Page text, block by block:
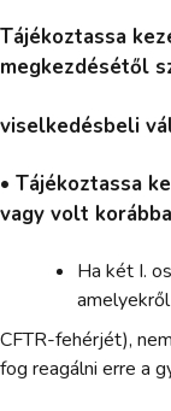
Tájékoztassa
megkezdésétől
viselkedésbeli
• Tájékoztassa
vagy volt
Ha két I.
CFTR-fehérjét),
fog reagálni erre a